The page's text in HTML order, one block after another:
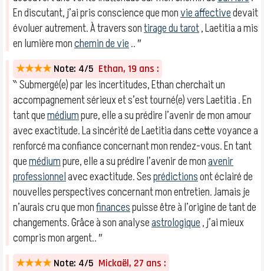
En discutant, j’ai pris conscience que monvie affectivedevait
évoluer autrement. À travers sontirage du tarot, Laetitia a mis
en lumière monchemin de vie.. ″
★★★★ Note: 4/5 Ethan, 19 ans :
‶ Submergé(e) par les incertitudes, Ethan cherchait un
accompagnement sérieux et s’est tourné(e) vers Laetitia . En
tant quemédiumpure, elle a su prédire l’avenir de mon amour
avec exactitude. La sincérité de Laetitia dans cette voyance a
renforcé ma confiance concernant mon rendez-vous. En tant
quemédiumpure, elle a su prédire l’avenir de monavenir
professionnelavec exactitude. Sesprédictionsont éclairé de
nouvelles perspectives concernant mon entretien. Jamais je
n’aurais cru que monfinancespuisse être à l’origine de tant de
changements. Grâce à son analyseastrologique, j’ai mieux
compris mon argent.. ″
★★★★ Note: 4/5 Mickaël, 27 ans :